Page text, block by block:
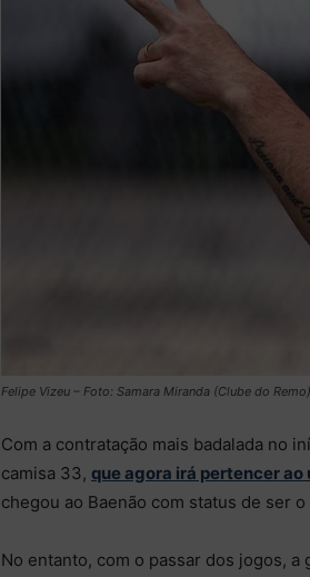
Felipe Vizeu – Foto: Samara Miranda (Clube do Remo)
Com a contratação mais badalada no
camisa 33, que agora irá pertencer
chegou ao Baenão com status de ser
No entanto, com o passar dos jogos,